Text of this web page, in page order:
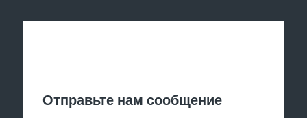
Отправьте нам сообщение